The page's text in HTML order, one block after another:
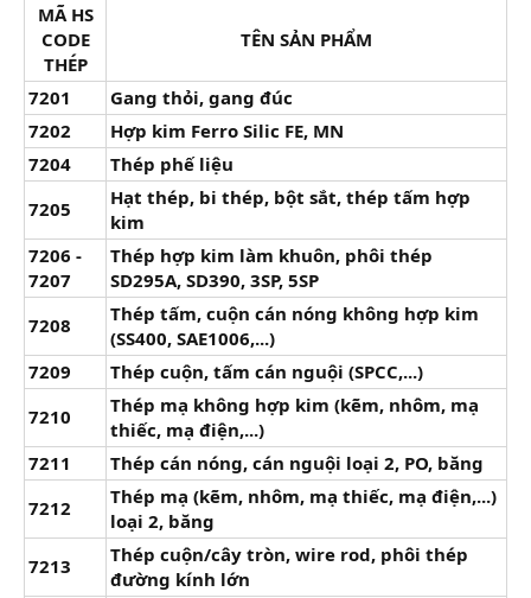
MÃ HS
CODE
THÉP
TÊN SẢN PHẨM
7201
Gang thỏi, gang đúc
7202
Hợp kim Ferro Silic FE, MN
7204
Thép phế liệu
7205
Hạt thép, bi thép, bột sắt, thép tấm hợp
kim
7206 -
7207
Thép hợp kim làm khuôn, phôi thép
SD295A, SD390, 3SP, 5SP
7208
Thép tấm, cuộn cán nóng không hợp kim
(SS400, SAE1006,...)
7209
Thép cuộn, tấm cán nguội (SPCC,...)
7210
Thép mạ không hợp kim (kẽm, nhôm, mạ
thiếc, mạ điện,...)
7211
Thép cán nóng, cán nguội loại 2, PO, băng
7212
Thép mạ (kẽm, nhôm, mạ thiếc, mạ điện,...)
loại 2, băng
7213
Thép cuộn/cây tròn, wire rod, phôi thép
đường kính lớn